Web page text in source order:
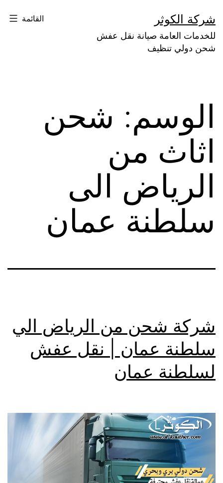
إلى
المحتوى
شركة الكوثر
للخدمات العامة صيانة نقل عفش
شحن دولي تنظيف
القائمة
الوسم: شحن
اثاث من
الرياض الى
سلطنة عمان
شركة شحن من الرياض الي
سلطنة عمان | نقل عفش
لسلطنة عمان